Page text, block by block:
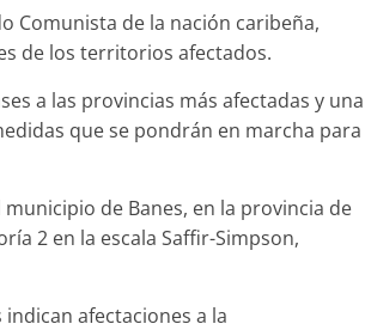
Comunista de la nación caribeña,
de los territorios afectados.
a las provincias más afectadas y una
que se pondrán en marcha para
de Banes, en la provincia de
2 en la escala Saffir-Simpson,
afectaciones a la